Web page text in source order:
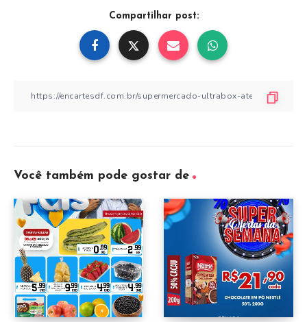
Compartilhar post:
Você também pode gostar de